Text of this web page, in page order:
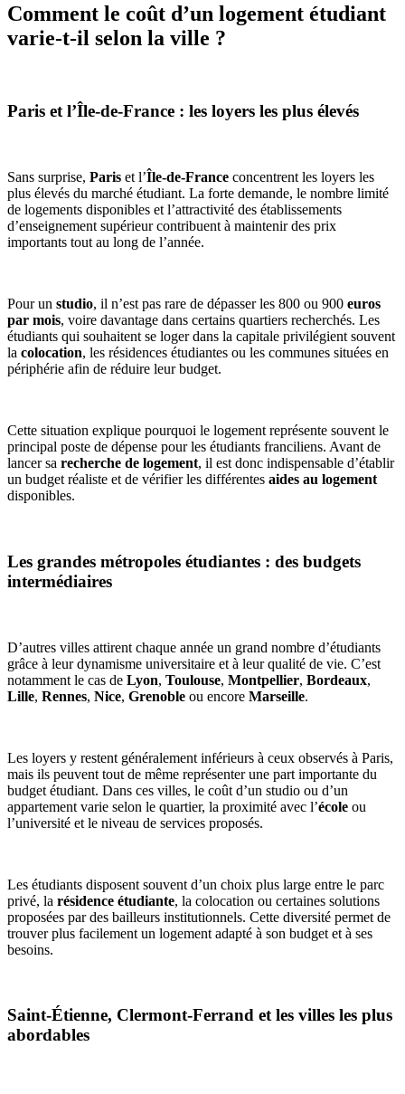
Comment le coût d’un logement étudiant
varie-t-il selon la ville ?
Paris et l’Île-de-France : les loyers les plus élevés
Sans surprise, Paris et l’Île-de-France concentrent les loyers les
plus élevés du marché étudiant. La forte demande, le nombre limité
de logements disponibles et l’attractivité des établissements
d’enseignement supérieur contribuent à maintenir des prix
importants tout au long de l’année.
Pour un studio, il n’est pas rare de dépasser les 800 ou 900 euros
par mois, voire davantage dans certains quartiers recherchés. Les
étudiants qui souhaitent se loger dans la capitale privilégient souvent
la colocation, les résidences étudiantes ou les communes situées en
périphérie afin de réduire leur budget.
Cette situation explique pourquoi le logement représente souvent le
principal poste de dépense pour les étudiants franciliens. Avant de
lancer sa recherche de logement, il est donc indispensable d’établir
un budget réaliste et de vérifier les différentes aides au logement
disponibles.
Les grandes métropoles étudiantes : des budgets
intermédiaires
D’autres villes attirent chaque année un grand nombre d’étudiants
grâce à leur dynamisme universitaire et à leur qualité de vie. C’est
notamment le cas de Lyon, Toulouse, Montpellier, Bordeaux,
Lille, Rennes, Nice, Grenoble ou encore Marseille.
Les loyers y restent généralement inférieurs à ceux observés à Paris,
mais ils peuvent tout de même représenter une part importante du
budget étudiant. Dans ces villes, le coût d’un studio ou d’un
appartement varie selon le quartier, la proximité avec l’école ou
l’université et le niveau de services proposés.
Les étudiants disposent souvent d’un choix plus large entre le parc
privé, la résidence étudiante, la colocation ou certaines solutions
proposées par des bailleurs institutionnels. Cette diversité permet de
trouver plus facilement un logement adapté à son budget et à ses
besoins.
Saint-Étienne, Clermont-Ferrand et les villes les plus
abordables